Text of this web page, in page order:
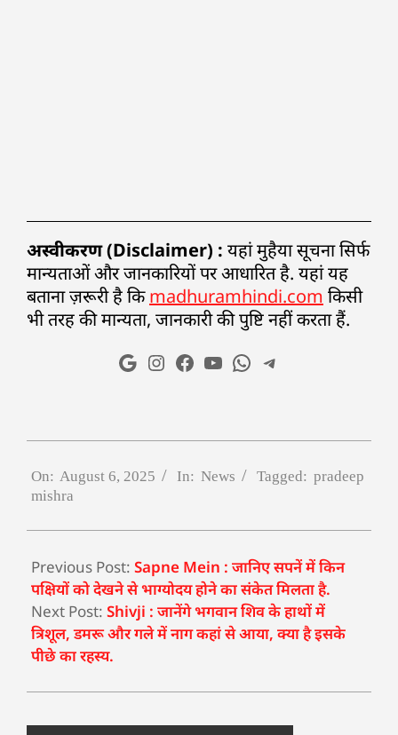
अस्वीकरण (Disclaimer) : यहां मुहैया सूचना सिर्फ
मान्यताओं और जानकारियों पर आधारित है. यहां यह
बताना ज़रूरी है किmadhuramhindi.com किसी
भी तरह की मान्यता, जानकारी की पुष्टि नहीं करता हैं.
On: August 6, 2025 In: News Tagged: pradeep
mishra
Previous Post: Sapne Mein : जानिए सपनें में किन
पक्षियों को देखने से भाग्योदय होने का संकेत मिलता है.
Next Post: Shivji : जानेंगे भगवान शिव के हाथों में
त्रिशूल, डमरू और गले में नाग कहां से आया, क्या है इसके
पीछे का रहस्य.